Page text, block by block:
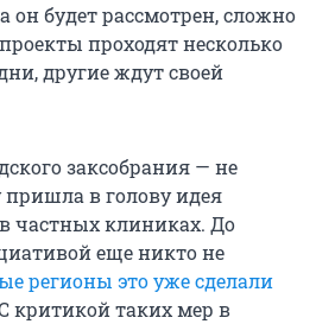
он будет рассмотрен, сложно
проходят несколько
другие ждут своей
заксобрания — не
в голову идея
частных клиниках. До
еще никто не
регионы это уже сделали
критикой таких мер в